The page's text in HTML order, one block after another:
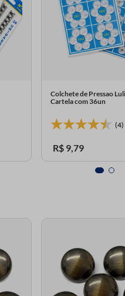
Colchete de Pressao
Cartela com 36un
(4)
R$ 9, 79